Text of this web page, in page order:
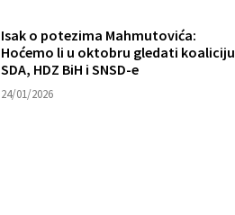
Isak o potezima Mahmutovića:
Hoćemo li u oktobru gledati koaliciju
SDA, HDZ BiH i SNSD-e
24/01/2026